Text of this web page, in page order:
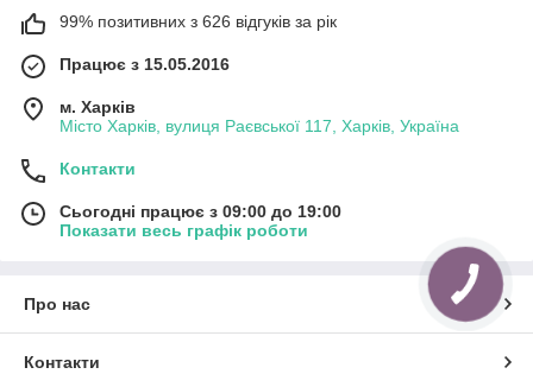
99% позитивних з 626 відгуків за рік
Працює з 15.05.2016
м. Харків
Місто Харків, вулиця Раєвської 117, Харків, Україна
Контакти
Сьогодні працює з 09:00 до 19:00
Показати весь графік роботи
Про нас
Контакти